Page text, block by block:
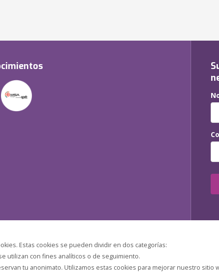
Estas cookies se pueden dividir en dos categorías:
utilizan con fines analíticos o de seguimiento.
tu anonimato. Utilizamos estas cookies para mejorar nuestro sitio